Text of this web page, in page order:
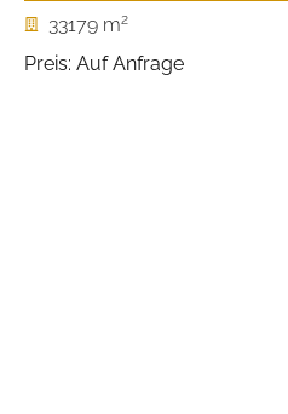
33179 m2
Preis: Auf Anfrage